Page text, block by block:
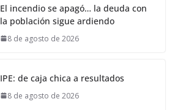
El incendio se apagó… la deuda con
la población sigue ardiendo
8 de agosto de 2026
IPE: de caja chica a resultados
8 de agosto de 2026